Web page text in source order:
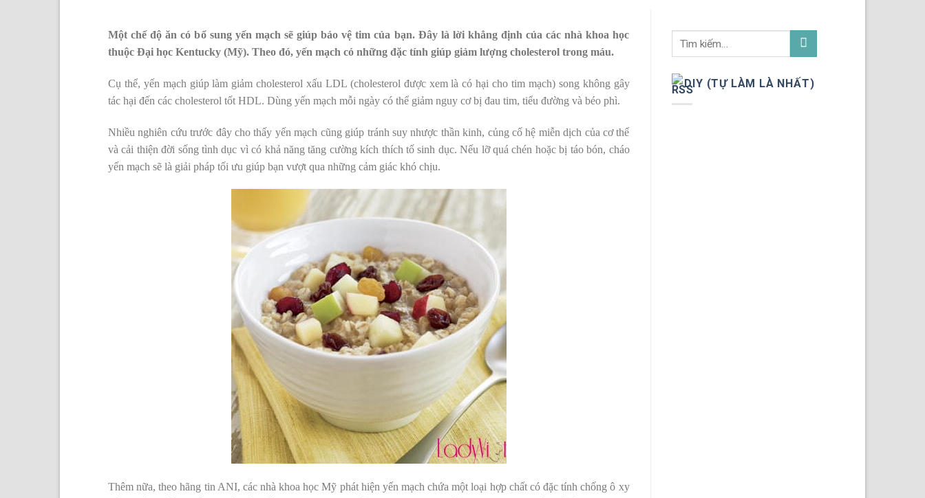
Một chế độ ăn có bổ sung yến mạch sẽ giúp bảo vệ tim của bạn. Đây là lời khẳng định của các nhà khoa học
thuộc Đại học Kentucky (Mỹ). Theo đó, yến mạch có những đặc tính giúp giảm lượng cholesterol trong máu.
Cụ thể, yến mạch giúp làm giảm cholesterol xấu LDL (cholesterol được xem là có hại cho tim mạch) song không gây
tác hại đến các cholesterol tốt HDL. Dùng yến mạch mỗi ngày có thể giảm nguy cơ bị đau tim, tiểu đường và béo phì.
Nhiều nghiên cứu trước đây cho thấy yến mạch cũng giúp tránh suy nhược thần kinh, củng cố hệ miễn dịch của cơ thể
và cải thiện đời sống tình dục vì có khả năng tăng cường kích thích tố sinh dục. Nếu lỡ quá chén hoặc bị táo bón, cháo
yến mạch sẽ là giải pháp tối ưu giúp bạn vượt qua những cảm giác khó chịu.
Thêm nữa, theo hãng tin ANI, các nhà khoa học Mỹ phát hiện yến mạch chứa một loại hợp chất có đặc tính chống ô xy
DIY (TỰ LÀM LÀ NHẤT)